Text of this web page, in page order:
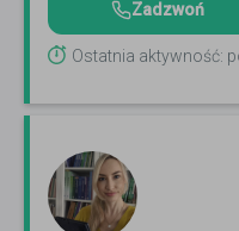
Zadzwoń
Ostatnia aktywność: